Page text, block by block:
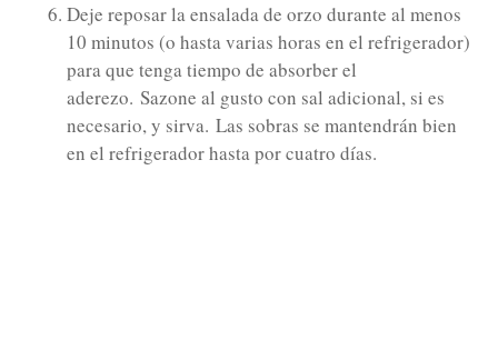
Deje reposar la ensalada de orzo durante al menos
10 minutos (o hasta varias horas en el refrigerador)
para que tenga tiempo de absorber el
aderezo. Sazone al gusto con sal adicional, si es
necesario, y sirva. Las sobras se mantendrán bien
en el refrigerador hasta por cuatro días.